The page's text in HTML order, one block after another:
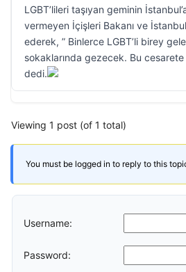
LGBT’lileri taşıyan geminin
vermeyen İçişleri Bakanı ve
ederek, ” Binlerce LGBT’li birey
sokaklarında gezecek. Bu
dedi.
Viewing 1 post (of 1 total)
You must be logged in to reply to this
Username:
Password: